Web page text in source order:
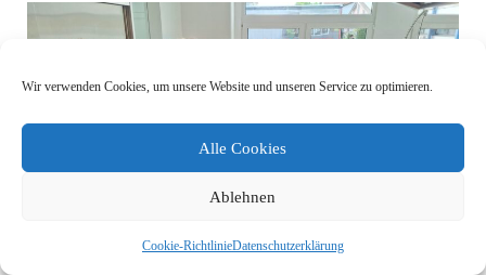
Wir verwenden Cookies, um unsere Website und unseren Service zu optimieren.
Alle Cookies
Ablehnen
Cookie-RichtlinieDatenschutzerklärung